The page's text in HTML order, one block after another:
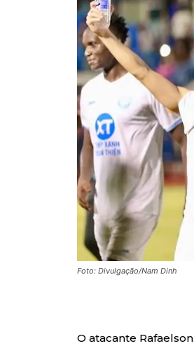
Foto: Divulgação/Nam Dinh
O atacante